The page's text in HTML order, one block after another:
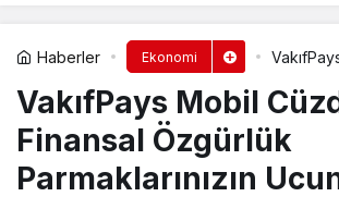
Haberler Ekonomi
VakıfPays Mobil
Finansal Özgürlük
Parmaklarınızın